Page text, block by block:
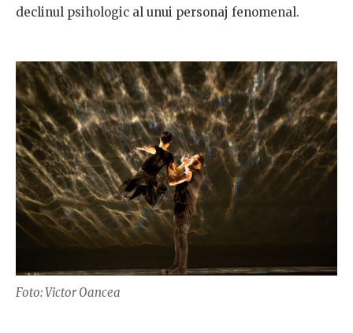
declinul psihologic al unui personaj fenomenal.
Foto: Victor Oancea